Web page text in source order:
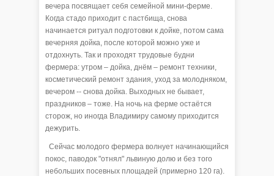
вечера посвящает себя семейной мини-ферме.
Когда стадо приходит с пастбища, снова
начинается ритуал подготовки к дойке, потом сама
вечерняя дойка, после которой можно уже и
отдохнуть. Так и проходят трудовые будни
фермера: утром – дойка, днём – ремонт техники,
косметический ремонт здания, уход за молодняком,
вечером -- снова дойка. Выходных не бывает,
праздников – тоже. На ночь на ферме остаётся
сторож, но иногда Владимиру самому приходится
дежурить.
Сейчас молодого фермера волнует начинающийся
покос, паводок "отнял" львиную долю и без того
небольших посевных площадей (примерно 120 га).